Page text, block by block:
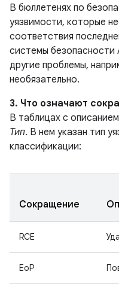
В бюллетенях по
уязвимости, которые
соответствия
системы безопасности
другие проблемы,
необязательно.
3. Что означают
В таблицах с
Тип. В нем указан тип
классификации:
Сокращение
RCE
EoP